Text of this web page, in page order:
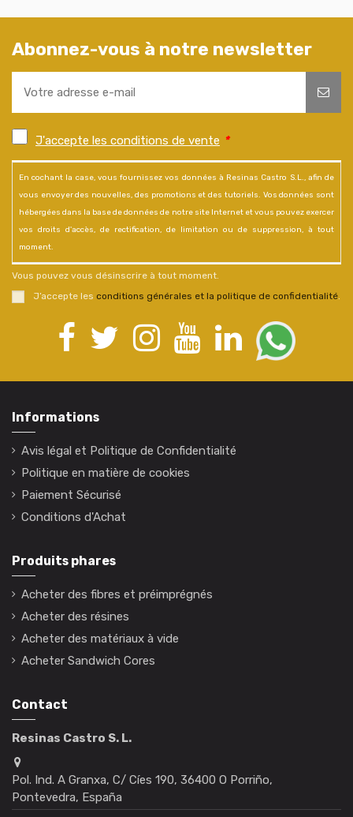
Abonnez-vous à notre newsletter
J'accepte les conditions de vente *
En cochant la case, vous fournissez vos données à Resinas Castro S.L., afin de
vous envoyer des nouvelles, des promotions et des tutoriels. Vos données sont
hébergées dans la base de données de notre site Internet et vous pouvez exercer
vos droits d'accès, de rectification, de limitation ou de suppression, à tout
moment.
Vous pouvez vous désinscrire à tout moment.
J’accepte les conditions générales et la politique de confidentialité.
Informations
Avis légal et Politique de Confidentialité
Politique en matière de cookies
Paiement Sécurisé
Conditions d'Achat
Produits phares
Acheter des fibres et préimprégnés
Acheter des résines
Acheter des matériaux à vide
Acheter Sandwich Cores
Contact
Resinas Castro S. L.
Pol. Ind. A Granxa, C/ Cíes 190, 36400 O Porriño,
Pontevedra, España